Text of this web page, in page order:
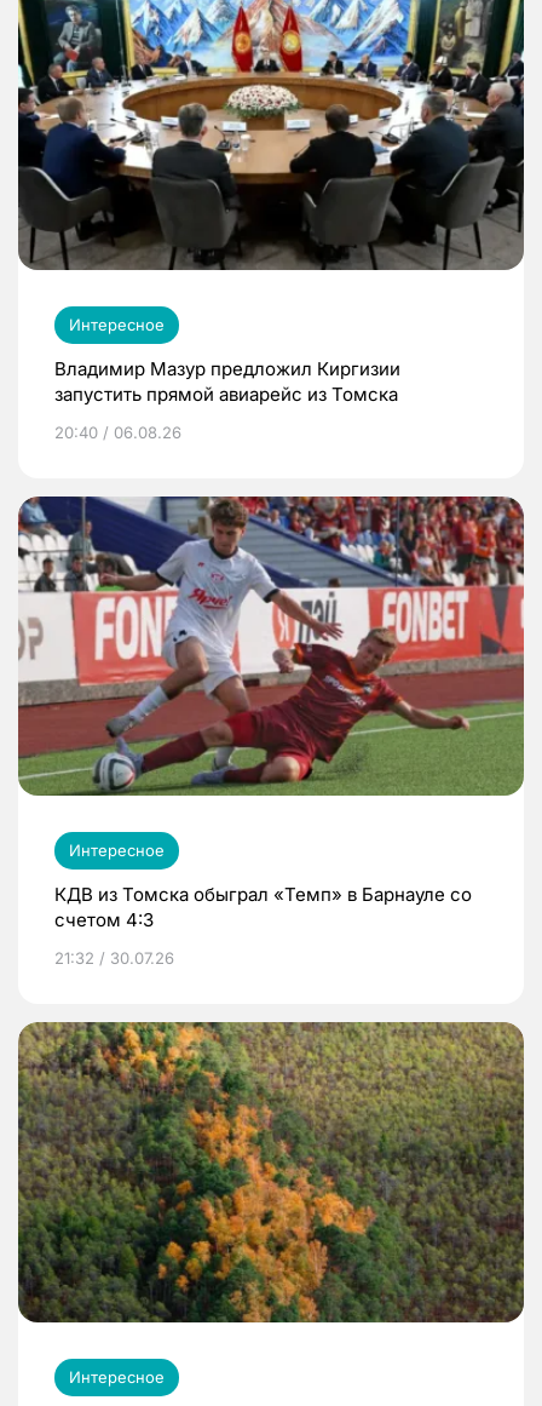
Интересное
Владимир Мазур предложил Киргизии
запустить прямой авиарейс из Томска
20:40 / 06.08.26
Интересное
КДВ из Томска обыграл «Темп» в Барнауле со
счетом 4:3
21:32 / 30.07.26
Интересное